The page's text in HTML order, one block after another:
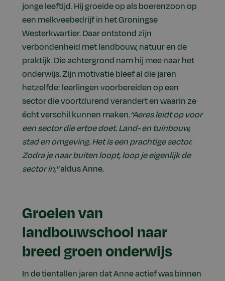
jonge leeftijd. Hij groeide op als boerenzoon op
een melkveebedrijf in het Groningse
Westerkwartier. Daar ontstond zijn
verbondenheid met landbouw, natuur en de
praktijk. Die achtergrond nam hij mee naar het
onderwijs. Zijn motivatie bleef al die jaren
hetzelfde: leerlingen voorbereiden op een
sector die voortdurend verandert en waarin ze
écht verschil kunnen maken.“Aeres leidt op voor
een sector die ertoe doet. Land- en tuinbouw,
stad en omgeving. Het is een prachtige sector.
Zodra je naar buiten loopt, loop je eigenlijk de
sector in,"aldus Anne.
Groeien van
landbouwschool naar
breed groen onderwijs
In de tientallen jaren dat Anne actief was binnen